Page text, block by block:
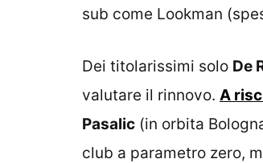
sub come Lookman
Dei titolarissimi solo De
valutare il rinnovo. A
Pasalic (in orbita
club a parametro zero,